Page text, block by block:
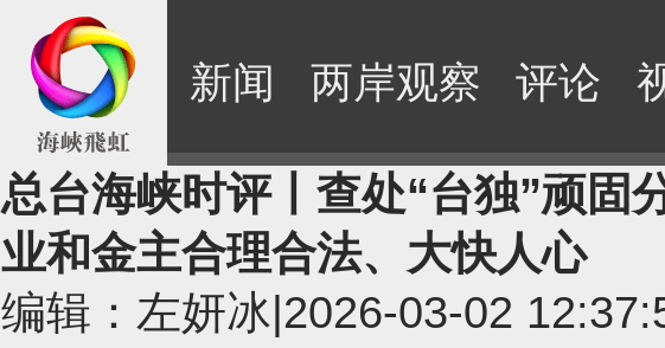
新闻 两岸观察 评论
总台海峡时评丨查处“台独”顽固
业和金主合理合法、大快人心
编辑：左妍冰 2026-03-02